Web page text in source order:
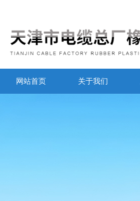
网站首页 关于我们